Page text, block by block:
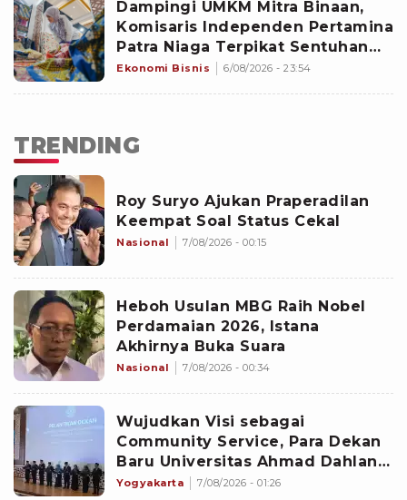
Dampingi UMKM Mitra Binaan,
Komisaris Independen Pertamina
Patra Niaga Terpikat Sentuhan
Cerita di Balik setiap Karya
Ekonomi Bisnis 6/08/2026 - 23:54
TRENDING
Roy Suryo Ajukan Praperadilan
Keempat Soal Status Cekal
Nasional 7/08/2026 - 00:15
Heboh Usulan MBG Raih Nobel
Perdamaian 2026, Istana
Akhirnya Buka Suara
Nasional 7/08/2026 - 00:34
Wujudkan Visi sebagai
Community Service, Para Dekan
Baru Universitas Ahmad Dahlan
Diminta Fokus pada Lima
Yogyakarta 7/08/2026 - 01:26